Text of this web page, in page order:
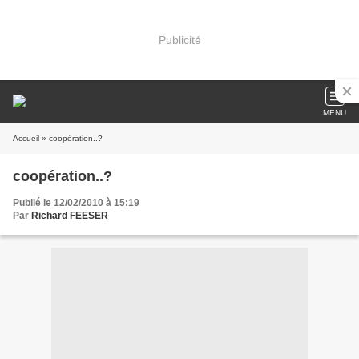
Publicité
MENU
Accueil » coopération..?
coopération..?
Publié le 12/02/2010 à 15:19
Par Richard FEESER